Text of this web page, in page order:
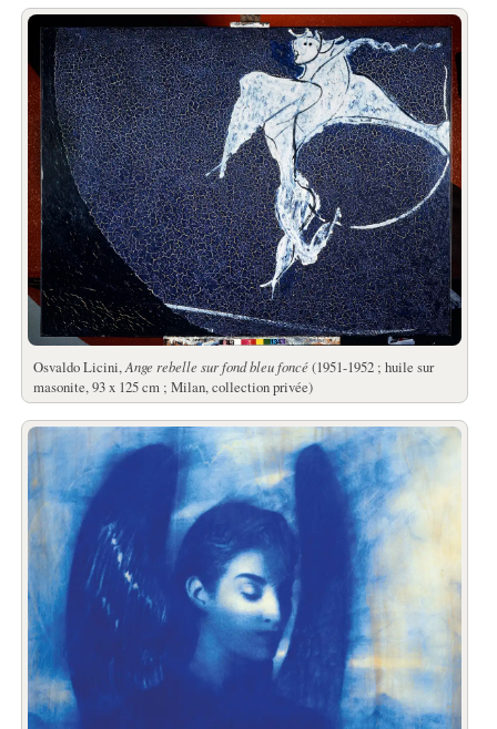
Osvaldo Licini,Ange rebelle sur fond bleu foncé(1951-1952 ; huile sur
masonite, 93 x 125 cm ; Milan, collection privée)